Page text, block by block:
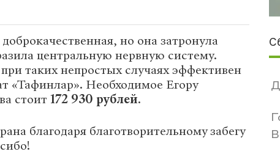
но она затронула
центральную нервную систему.
таких непростых случаях эффективен
«Тафинлар». Необходимое Егору
стоит 172 930 рублей.
благодаря благотворительному забегу